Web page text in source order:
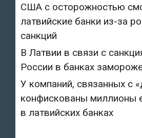
США с осторожностью
латвийские банки из-за
санкций
В Латвии в связи с
России в банках
У компаний, связанных с
конфискованы миллионы
в латвийских банках